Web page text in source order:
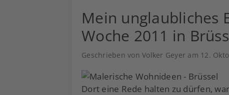
Mein unglaubliches
Woche 2011 in
Geschrieben von Volker Geyer am 12.
Dort eine Rede halten zu dürfen,